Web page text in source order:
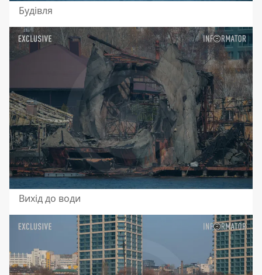
Будівля
Вихід до води